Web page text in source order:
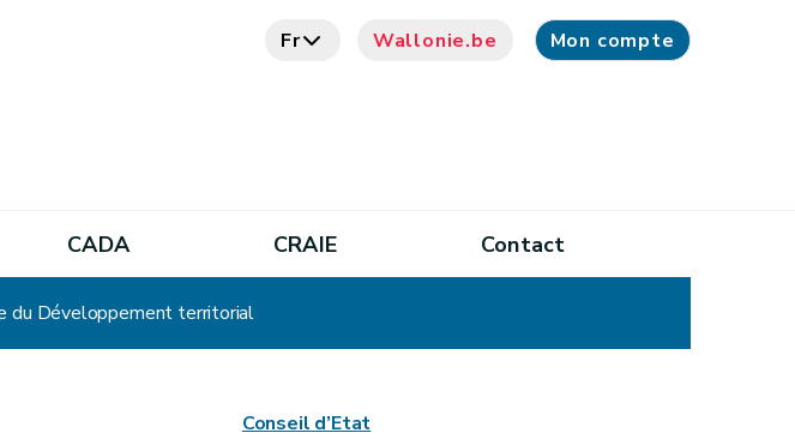
Fr Wallonie.be Mon compte
CADA CRAIE Contact
du Développement territorial
Conseil d’Etat